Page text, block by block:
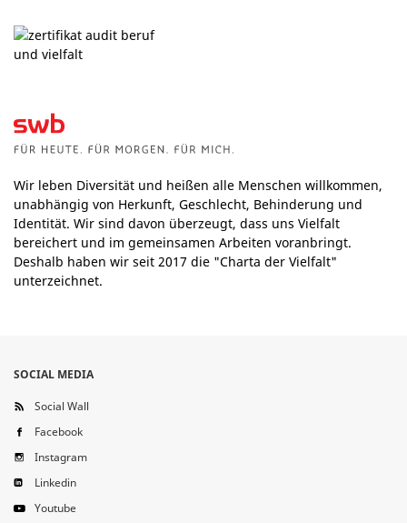
Wir leben Diversität und heißen alle Menschen willkommen,
unabhängig von Herkunft, Geschlecht, Behinderung und
Identität. Wir sind davon überzeugt, dass uns Vielfalt
bereichert und im gemeinsamen Arbeiten voranbringt.
Deshalb haben wir seit 2017 die "Charta der Vielfalt"
unterzeichnet.
SOCIAL MEDIA
Social Wall
Facebook
Instagram
Linkedin
Youtube